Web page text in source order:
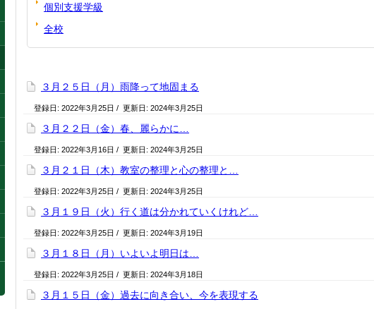
個別支援学級
全校
３月２５日（月）雨降って地固まる
登録日: 2022年3月25日 / 更新日: 2024年3月25日
３月２２日（金）春、麗らかに…
登録日: 2022年3月16日 / 更新日: 2024年3月25日
３月２１日（木）教室の整理と心の整理と…
登録日: 2022年3月25日 / 更新日: 2024年3月25日
３月１９日（火）行く道は分かれていくけれど…
登録日: 2022年3月25日 / 更新日: 2024年3月19日
３月１８日（月）いよいよ明日は…
登録日: 2022年3月25日 / 更新日: 2024年3月18日
３月１５日（金）過去に向き合い、今を表現する